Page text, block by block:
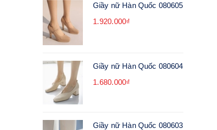
Giầy nữ Hàn Quốc 080605
1.920.000₫
Giầy nữ Hàn Quốc 080604
1.680.000₫
Giầy nữ Hàn Quốc 080603